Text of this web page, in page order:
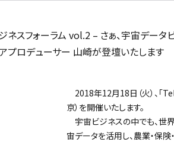
スフォーラム vol.2 – さぁ、宇宙データ
ロデューサー 山崎が登壇いたします
2018年12月18日（火）、「
京）を開催いたします。
宇宙ビジネスの中でも、世
宙データを活用し、農業・保